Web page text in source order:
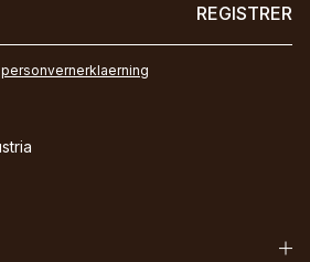
REGISTRER
personvernerklaerning